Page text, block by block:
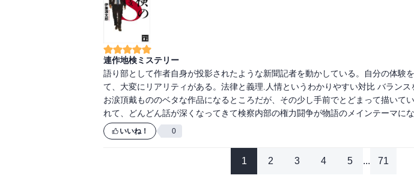
連作地検ミステリー
語り部として作者自身が投影されたような新聞記者を動かしている。自分の体験
て、大変にリアリティがある。法律と義理.人情というわかりやすい対比 バランス
お涙頂戴もののベタな作品になるところだが、その少し手前でとどまって描いて
れて、どんどん話が深くなってきて検察内部の権力闘争が物語のメインテーマにな
いいね！ 0
1 2 3 4 5 ... 71